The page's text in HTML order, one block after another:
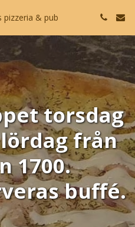
pizzeria & pub
torsdag
från
1700.
Torsdag serveras buffé.